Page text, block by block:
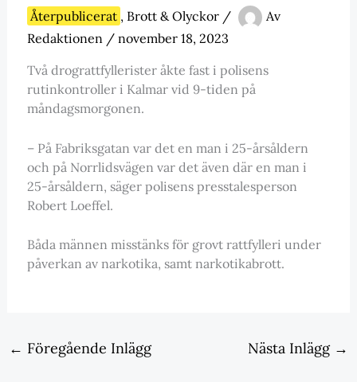
Återpublicerat , Brott & Olyckor/
Av
Redaktionen / november 18, 2023
Två drograttfyllerister åkte fast i polisens
rutinkontroller i Kalmar vid 9-tiden på
måndagsmorgonen.
– På Fabriksgatan var det en man i 25-årsåldern
och på Norrlidsvägen var det även där en man i
25-årsåldern, säger polisens presstalesperson
Robert Loeffel.
Båda männen misstänks för grovt rattfylleri under
påverkan av narkotika, samt narkotikabrott.
← Föregående Inlägg Nästa Inlägg →